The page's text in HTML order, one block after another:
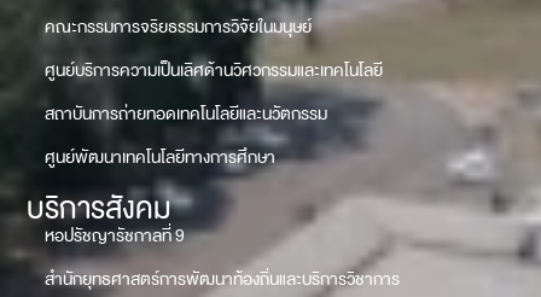
คณะกรรมการจริยธรรมการวิจัยในมนุษย์
ศูนย์บริการความเป็นเลิศด้านวิศวกรรมและเทคโนโลยี
สถาบันการถ่ายทอดเทคโนโลยีและนวัตกรรม
ศูนย์พัฒนาเทคโนโลยีทางการศึกษา
บริการสังคม
หอปรัชญารัชกาลที่ 9
สำนักยุทธศาสตร์การพัฒนาท้องถิ่นและบริการวิชาการ